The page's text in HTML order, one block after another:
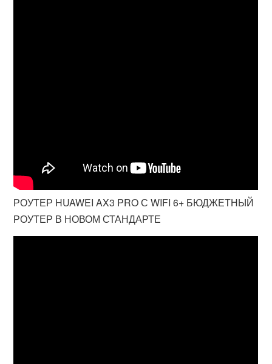
РОУТЕР HUAWEI AX3 PRO С WIFI 6+ БЮДЖЕТНЫЙ
РОУТЕР В НОВОМ СТАНДАРТЕ